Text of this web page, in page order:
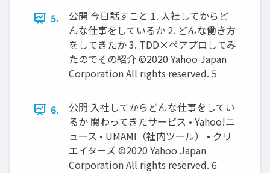
5.
公開 今⽇話すこと 1. ⼊社してからど
んな仕事をしているか 2. どんな働き⽅
をしてきたか 3. TDD×ペアプロしてみ
たのでその紹介 ©2020 Yahoo Japan
Corporation All rights reserved. 5
6.
公開 ⼊社してからどんな仕事をしてい
るか 関わってきたサービス • Yahoo!ニ
ュース • UMAMI（社内ツール） • クリ
エイターズ ©2020 Yahoo Japan
Corporation All rights reserved. 6